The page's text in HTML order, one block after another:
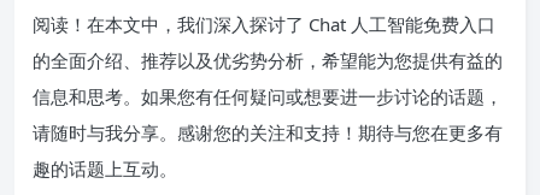
阅读！在本文中，我们深入探讨了 Chat 人工智能免费入口
的全面介绍、推荐以及优劣势分析，希望能为您提供有益的
信息和思考。如果您有任何疑问或想要进一步讨论的话题，
请随时与我分享。感谢您的关注和支持！期待与您在更多有
趣的话题上互动。